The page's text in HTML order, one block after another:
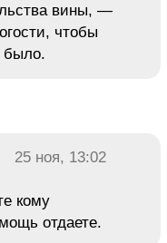
вины, —
чтобы
было.
25 ноя, 13:02
кому
отдаете.